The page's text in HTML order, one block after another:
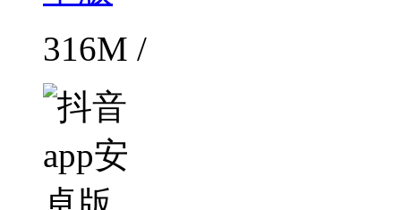
316M /